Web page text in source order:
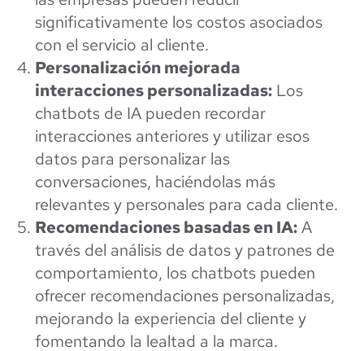
significativamente los costos asociados
con el servicio al cliente.
Personalización mejorada
interacciones personalizadas: Los
chatbots de IA pueden recordar
interacciones anteriores y utilizar esos
datos para personalizar las
conversaciones, haciéndolas más
relevantes y personales para cada cliente.
Recomendaciones basadas en IA:A
través del análisis de datos y patrones de
comportamiento, los chatbots pueden
ofrecer recomendaciones personalizadas,
mejorando la experiencia del cliente y
fomentando la lealtad a la marca.